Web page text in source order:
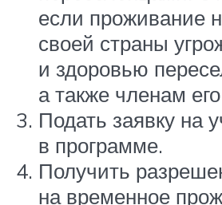
если проживание
своей страны
и здоровью
а также членам
Подать заявку на
в программе.
Получить
на временное